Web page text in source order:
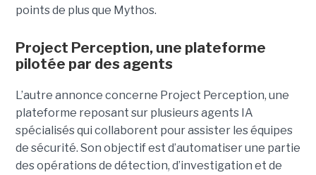
points de plus que Mythos.
Project Perception, une plateforme
pilotée par des agents
L’autre annonce concerne Project Perception, une
plateforme reposant sur plusieurs agents IA
spécialisés qui collaborent pour assister les équipes
de sécurité. Son objectif est d’automatiser une partie
des opérations de détection, d’investigation et de